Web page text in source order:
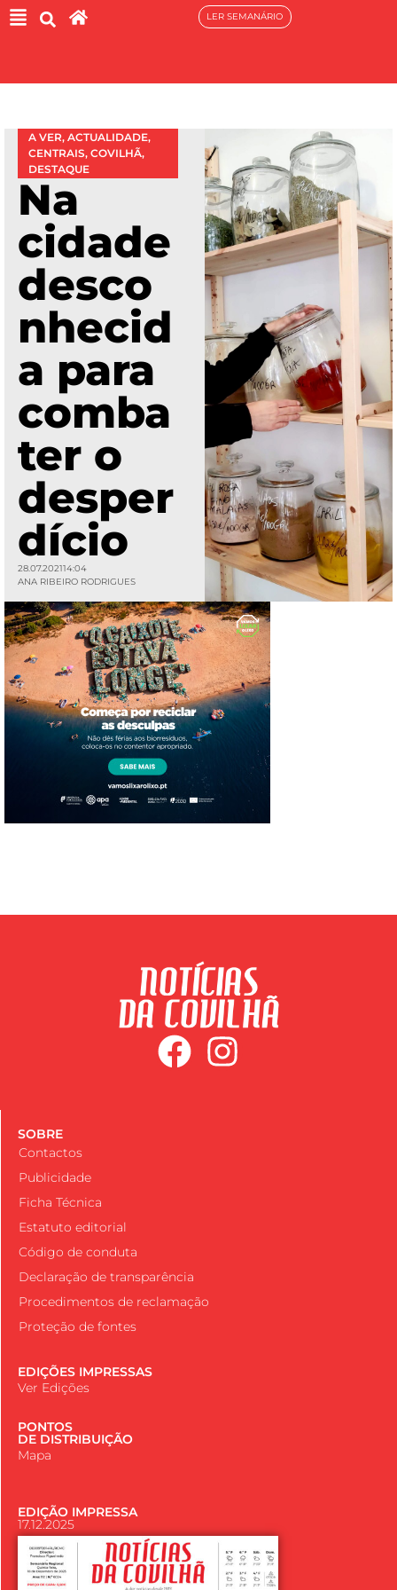
LER SEMANÁRIO
A VER, ACTUALIDADE,
CENTRAIS, COVILHÃ,
DESTAQUE
Na
cidade
desco
nhecid
a para
comba
ter o
desper
dício
28.07.202114:04
ANA RIBEIRO RODRIGUES
SOBRE
Contactos
Publicidade
Ficha Técnica
Estatuto editorial
Código de conduta
Declaração de transparência
Procedimentos de reclamação
Proteção de fontes
EDIÇÕES IMPRESSAS
Ver Edições
PONTOS
DE DISTRIBUIÇÃO
Mapa
EDIÇÃO IMPRESSA
17.12.2025